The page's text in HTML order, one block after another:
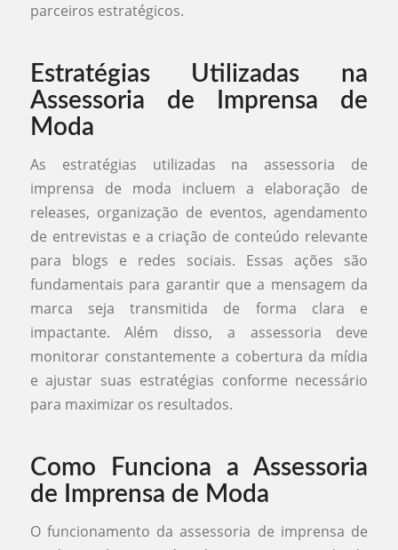
parceiros estratégicos.
Estratégias Utilizadas na
Assessoria de Imprensa de
Moda
As estratégias utilizadas na assessoria de
imprensa de moda incluem a elaboração de
releases, organização de eventos, agendamento
de entrevistas e a criação de conteúdo relevante
para blogs e redes sociais. Essas ações são
fundamentais para garantir que a mensagem da
marca seja transmitida de forma clara e
impactante. Além disso, a assessoria deve
monitorar constantemente a cobertura da mídia
e ajustar suas estratégias conforme necessário
para maximizar os resultados.
Como Funciona a Assessoria
de Imprensa de Moda
O funcionamento da assessoria de imprensa de